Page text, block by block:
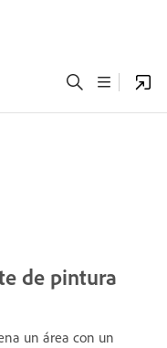
de pintura
un área con un